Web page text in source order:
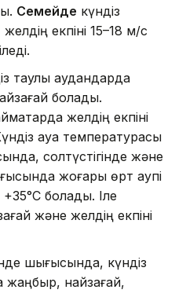
Семейде күндіз
екпіні 15–18 м/с
таулы аудандарда
болады.
желдің екпіні
ауа температурасы
солтүстігінде және
жоғары өрт қаупі
+35°C болады. Іле
және желдің екпіні
шығысында, күндіз
жаңбыр, найзағай,